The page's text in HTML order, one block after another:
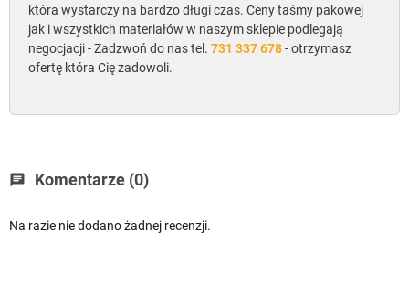
która wystarczy na bardzo długi czas. Ceny taśmy pakowej
jak i wszystkich materiałów w naszym sklepie podlegają
negocjacji - Zadzwoń do nas tel. 731 337 678- otrzymasz
ofertę która Cię zadowoli.
chat Komentarze (0)
Na razie nie dodano żadnej recenzji.